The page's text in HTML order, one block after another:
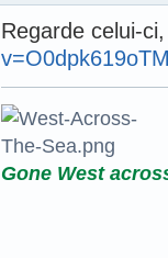
Regarde celui-
Gone West